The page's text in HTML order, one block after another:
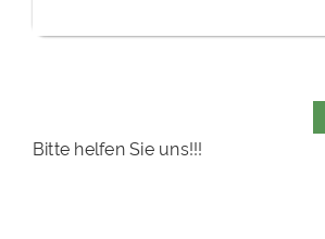
Bitte helfen Sie uns!!!